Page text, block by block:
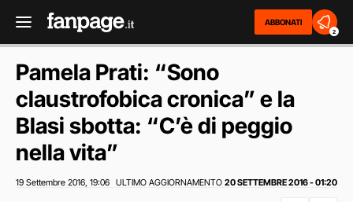
ABBONATI
2
Pamela Prati: “Sono
claustrofobica cronica” e la
Blasi sbotta: “C’è di peggio
nella vita”
19 Settembre 2016 19:06 ULTIMO AGGIORNAMENTO 20 SETTEMBRE 2016 - 01:20